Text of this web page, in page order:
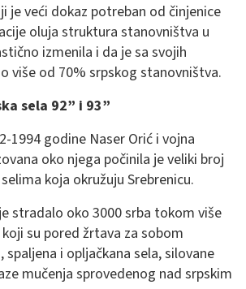
je veći dokaz potreban od činjenice
oluja struktura stanovništva u
izmenila i da je sa svojih
više od 70% srpskog stanovništva.
sela 92” i 93”
1994 godine Naser Orić i vojna
oko njega počinila je veliki broj
koja okružuju Srebrenicu.
stradalo oko 3000 srba tokom više
su pored žrtava za sobom
i opljačkana sela, silovane
mučenja sprovedenog nad srpskim